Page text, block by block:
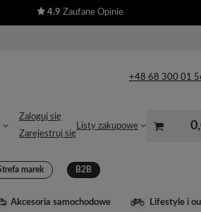
4.9 Zaufane Opinie
+48 68 300 01
Zaloguj się
Zarejestruj się
Listy zakupowe
marek B2B
Akcesoria samochodowe Lifestyle i